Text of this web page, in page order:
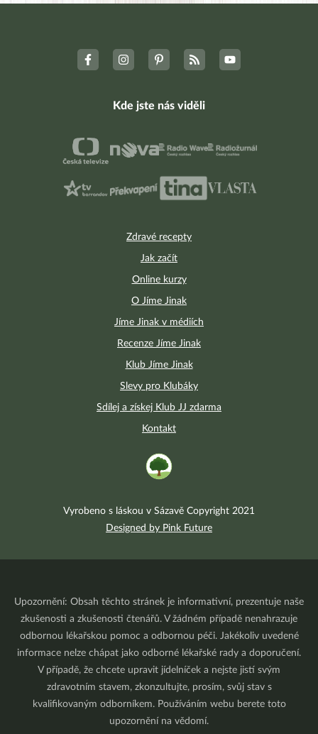
Zdravé recepty
Jak začít
Online kurzy
O Jíme Jinak
Jíme Jinak v médiích
Recenze Jíme Jinak
Klub Jíme Jinak
Slevy pro Klubáky
Sdílej a získej Klub JJ zdarma
Kontakt
Kde jste nás viděli
Vyrobeno s láskou v Sázavě Copyright 2021
Designed by Pink Future
Upozornění: Obsah těchto stránek je informativní, prezentuje naše
zkušenosti a zkušenosti čtenářů. V žádném případě nenahrazuje
odbornou lékařskou pomoc a odbornou péči. Jakékoliv uvedené
informace nelze chápat jako odborné lékařské rady a doporučení.
V případě, že chcete upravit jídelníček a nejste jistí svým
zdravotním stavem, zkonzultujte, prosím, svůj stav s
kvalifikovaným odborníkem. Používáním webu berete toto
upozornění na vědomí.